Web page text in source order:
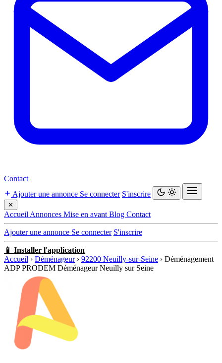
Contact
Ajouter une annonce Se connecter S'inscrire
✕
Accueil Annonces Mise en avant Blog Contact
Ajouter une annonce Se connecter S'inscrire
📱 Installer l'application
Accueil › Déménageur › 92200 Neuilly-sur-Seine › Déménagement
ADP PRODEM Déménageur Neuilly sur Seine